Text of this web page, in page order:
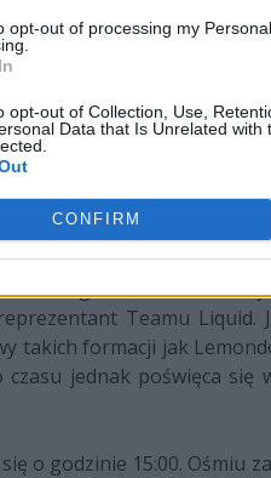
opt-out of processing my
opt-out of Collection, Use,
Data that Is Unrelated with
CONFIRM
TEŻ:
komedyi triumfatorem
również inni czołowi
rankingu EUW. Nieco
Teamu
takich formacji jak
jednak poświęca się
o godzinie 15:00. Ośmiu